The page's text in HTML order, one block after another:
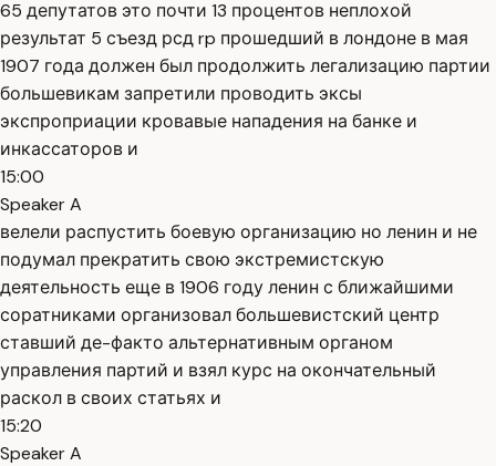
65 депутатов это почти 13 процентов неплохой
результат 5 съезд рсд rp прошедший в лондоне в мая
1907 года должен был продолжить легализацию партии
большевикам запретили проводить эксы
экспроприации кровавые нападения на банке и
инкассаторов и
15:00
Speaker A
велели распустить боевую организацию но ленин и не
подумал прекратить свою экстремистскую
деятельность еще в 1906 году ленин с ближайшими
соратниками организовал большевистский центр
ставший де-факто альтернативным органом
управления партий и взял курс на окончательный
раскол в своих статьях и
15:20
Speaker A